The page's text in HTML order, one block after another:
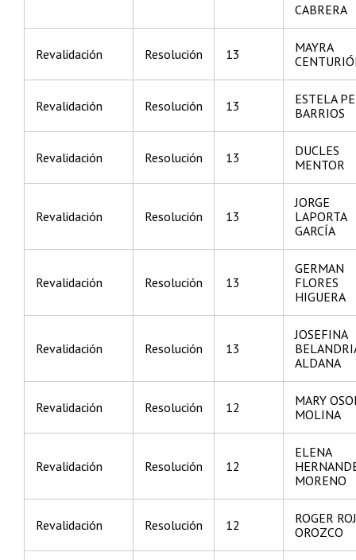
CABRERA
Revalidación Resolución 13
MAYRA
Revalidación Resolución 13
ESTELA
BARRIOS
Revalidación Resolución 13
DUCLES
MENTOR
Revalidación Resolución 13
JORGE
LAPORTA
GARCÍA
Revalidación Resolución 13
GERMAN
FLORES
HIGUERA
Revalidación Resolución 13
JOSEFINA
ALDANA
Revalidación Resolución 12
MARY
MOLINA
Revalidación Resolución 12
ELENA
MORENO
Revalidación Resolución 12
ROGER
OROZCO